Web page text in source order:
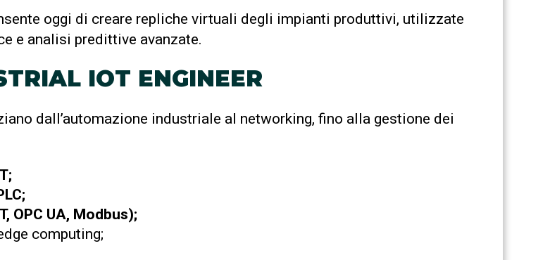
oggi di creare repliche virtuali degli impianti produttivi, utilizzate
e analisi predittive avanzate.
IOT ENGINEER
dall’automazione industriale al networking, fino alla gestione dei
OPC UA, Modbus);
computing;